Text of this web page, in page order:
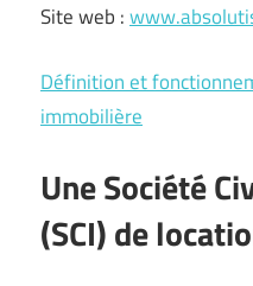
Site web :
Définition et
immobilière
Une Société
(SCI) de